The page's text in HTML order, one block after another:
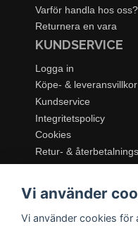
Varför handla hos oss?
Returnera en vara
KUNDSERVICE
Logga in
Köpe- & leveransvillkor
Kundservice
Integritetspolicy
Cookies
Retur- &
Dukning & Servering
Vi använder
Vi använder cookies för